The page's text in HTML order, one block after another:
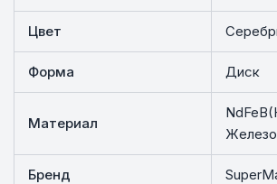
Цвет
Форма Диск
Материал
Бренд